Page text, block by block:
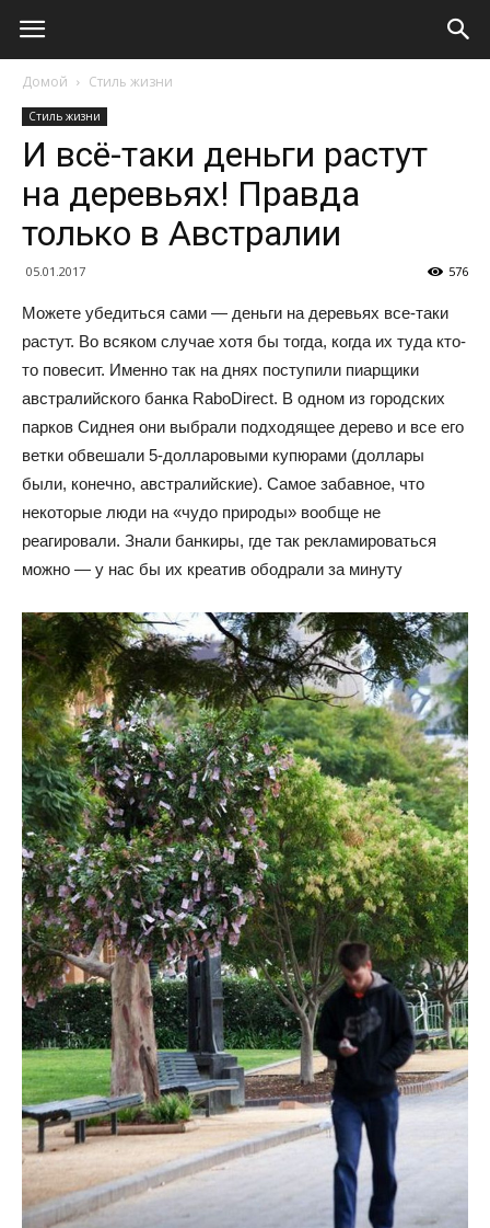
Домой Стиль жизни
Стиль жизни
И всё-таки деньги растут
на деревьях! Правда
только в Австралии
05.01.2017 576
Можете убедиться сами — деньги на деревьях все-таки
растут. Во всяком случае хотя бы тогда, когда их туда кто-
то повесит. Именно так на днях поступили пиарщики
австралийского банка RaboDirect. В одном из городских
парков Сиднея они выбрали подходящее дерево и все его
ветки обвешали 5-долларовыми купюрами (доллары
были, конечно, австралийские). Самое забавное, что
некоторые люди на «чудо природы» вообще не
реагировали. Знали банкиры, где так рекламироваться
можно — у нас бы их креатив ободрали за минуту